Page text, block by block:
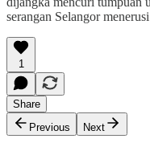
serangan Selangor
1
Share
Previous
Next